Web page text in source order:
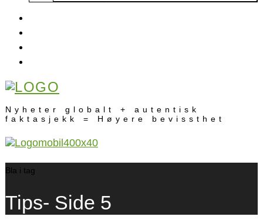
Nyheter globalt + autentisk
faktasjekk = Høyere bevissthet
Bla i tag
Tips- Side 5